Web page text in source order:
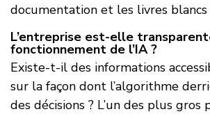
documentation et les livres blancs
L’entreprise est-elle
fonctionnement de l’IA ?
Existe-t-il des informations
sur la façon dont l’algorithme
des décisions ? L’un des plus gros